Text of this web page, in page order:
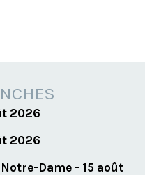
2026
2026
Dame - 15 août